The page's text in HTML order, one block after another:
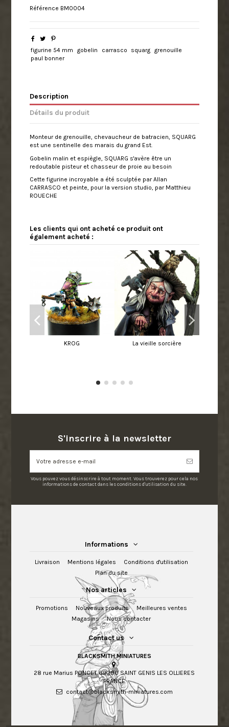
Référence BM0004
figurine 54 mm gobelin carrasco squarg grenouille
paul bonner
Description
Détails du produit
Monteur de grenouille, chevaucheur de batracien, SQUARG
est une sentinelle des marais du grand Est.
Gobelin malin et espiègle, SQUARG s'avère être un
redoutable pisteur et chasseur de proie au besoin
Cette figurine incroyable a été sculptée par Allan
CARRASCO et peinte, pour la version studio, par Matthieu
ROUECHE
Les clients qui ont acheté ce produit ont
également acheté :
KROG La vieille sorcière
S'inscrire à la newsletter
Vous pouvez vous désinscrire à tout moment. Vous trouverez pour cela nos
informations de contact dans les conditions d'utilisation du site.
Informations
Livraison Mentions légales
Conditions d'utilisation
Plan du site
Nos articles
Promotions Nouveaux produits
Meilleures ventes
Magasins
Nous contacter
Contact us
BLACKSMITH MINIATURES
28 rue Marius PONCET 69290 SAINT GENIS LES OLLIERES
FRANCE
contact@blacksmith-miniatures.com